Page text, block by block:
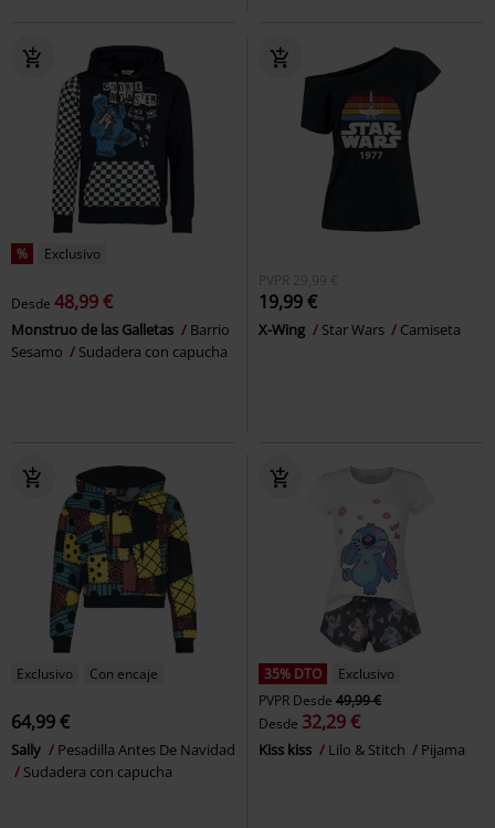
% Exclusivo
Desde 48,99 €
Monstruo de las Galletas
Barrio
Sesamo
Sudadera con capucha
PVPR 29,99 €
19,99 €
X-Wing Star Wars Camiseta
Exclusivo Con encaje
64,99 €
Sally
Pesadilla Antes De Navidad
Sudadera con capucha
35% DTO
Exclusivo
PVPR Desde 49,99 €
Desde 32,29 €
Kiss kiss Lilo & Stitch Pijama